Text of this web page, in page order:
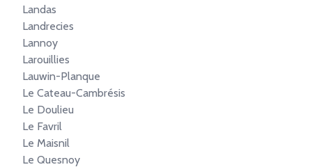
Landas
Landrecies
Lannoy
Larouillies
Lauwin-Planque
Le Cateau-Cambrésis
Le Doulieu
Le Favril
Le Maisnil
Le Quesnoy